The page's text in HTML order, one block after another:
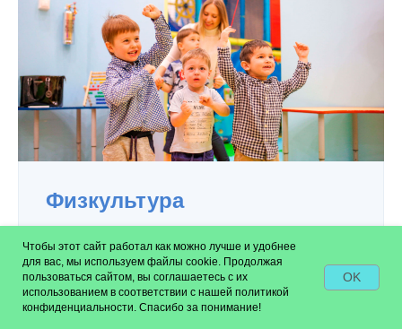
Физкультура
Зарядки и упражнения. Это
ежедневные занятия в игровой
форме для правильного
физического развития детей.
Чтобы этот сайт работал как можно лучше и удобнее
для вас, мы используем файлы cookie. Продолжая
пользоваться сайтом, вы соглашаетесь с их
использованием в соответствии с нашей политикой
конфиденциальности. Спасибо за понимание!
OK